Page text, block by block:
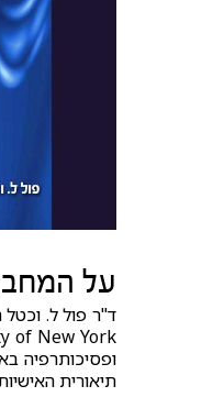
על
ופסיכותרפיה
תיאורית